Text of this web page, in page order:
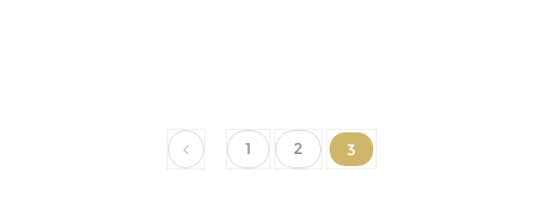
1 2 3